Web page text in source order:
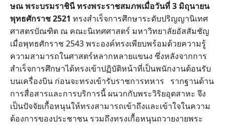
ษณ พระบรมราชินี ทรงพระราชสมภพเมื่อวันที่ 3 มิถุนายน
พุทธศักราช 2521 ทรงสำเร็จการศึกษาระดับปริญญานิเทศ
ศาสตรบัณฑิต ณ คณะนิเทศศาสตร์ มหาวิทยาลัยอัสสัมชัญ
เมื่อพุทธศักราช 2543 พระองค์ทรงเพียบพร้อมด้วยความรู้
ความสามารถในศาสตร์หลากหลายแขนง ซึ่งหลังจากการ
สำเร็จการศึกษาได้ทรงเข้าปฏิบัติหน้าที่เป็นพนักงานต้อนรับ
บนเครื่องบิน ก่อนจะทรงเข้ารับราชการทหาร รากฐานด้าน
การสื่อสารและการบริการนี้ ผนวกกับพระวิริยอุตสาหะ จึง
เป็นปัจจัยเกื้อหนุนให้ทรงสามารถเข้าถึงและเข้าใจในความ
ต้องการของประชาชน รวมถึงทรงเกื้อหนุนถวายงายพระ